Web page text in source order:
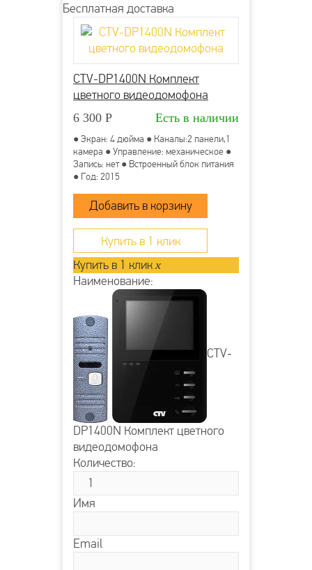
Бесплатная доставка
CTV-DP1400N Комплект
цветного видеодомофона
6 300 Р Есть в наличии
● Экран: 4 дюйма ● Каналы:2 панели,1
камера ● Управление: механическое ●
Запись: нет ● Встроенный блок питания
● Год: 2015
Купить в 1 клик
Купить в 1 клик x
Наименование:
CTV-
DP1400N Комплект цветного
видеодомофона
Количество:
Имя
Email